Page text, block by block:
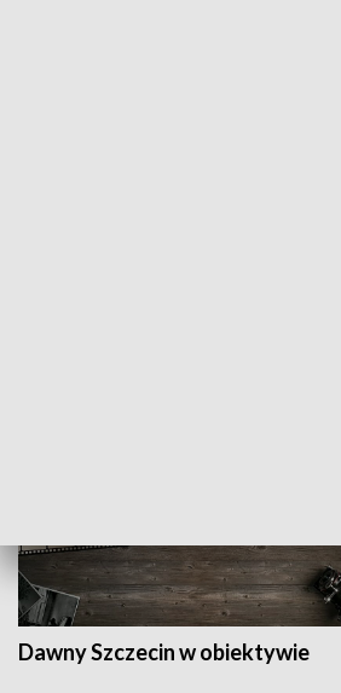
Dawny Szczecin w obiektywie